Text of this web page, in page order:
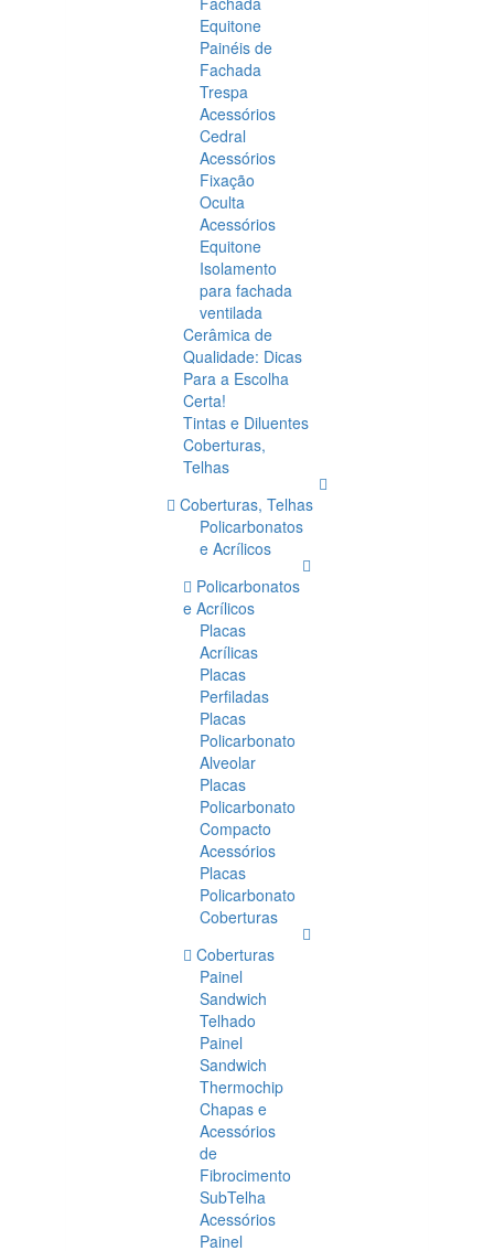
Equitone
Painéis de
Fachada
Trespa
Acessórios
Cedral
Acessórios
Fixação
Oculta
Acessórios
Equitone
Isolamento
para fachada
ventilada
Cerâmica de
Qualidade: Dicas
Para a Escolha
Certa!
Tintas e Diluentes
Coberturas,
Telhas
Coberturas, Telhas
Policarbonatos
e Acrílicos
Policarbonatos
e Acrílicos
Placas
Acrílicas
Placas
Perfiladas
Placas
Policarbonato
Alveolar
Placas
Policarbonato
Compacto
Acessórios
Placas
Policarbonato
Coberturas
Coberturas
Painel
Sandwich
Telhado
Painel
Sandwich
Thermochip
Chapas e
Acessórios
de
Fibrocimento
SubTelha
Acessórios
Painel